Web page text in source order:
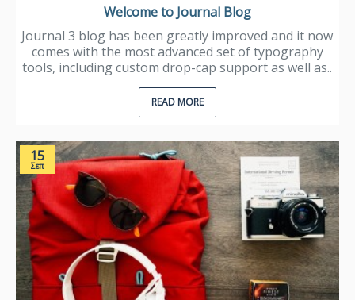
Welcome to Journal Blog
Journal 3 blog has been greatly improved and it now
comes with the most advanced set of typography
tools, including custom drop-cap support as well as..
READ MORE
15
Σεπ